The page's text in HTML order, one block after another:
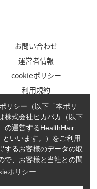
お問い合わせ
運営者情報
cookieポリシー
利用規約
プライバシーポリシー
ルスヘアラボ.
リシー（以下「本ポリ
株式会社ピカパカ（以下
の運営するHealthHair
いいます。）をご利用
するお客様のデータの取
で、お客様と当社との間
ポリシー